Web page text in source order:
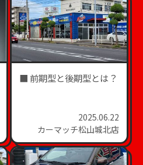
■ 前期型と後期型とは？
2025.06.22
カーマッチ松山城北店